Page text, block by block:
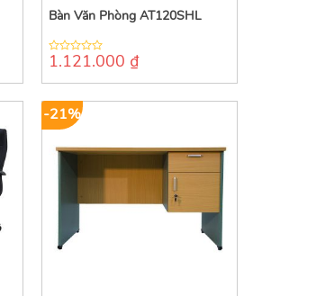
Bàn Văn Phòng AT120SHL
0
of
1.121.000 ₫
-21%